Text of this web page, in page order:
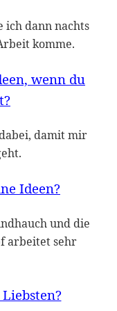
ich dann nachts
komme.
wenn du
damit mir
Ideen?
und die
arbeitet sehr